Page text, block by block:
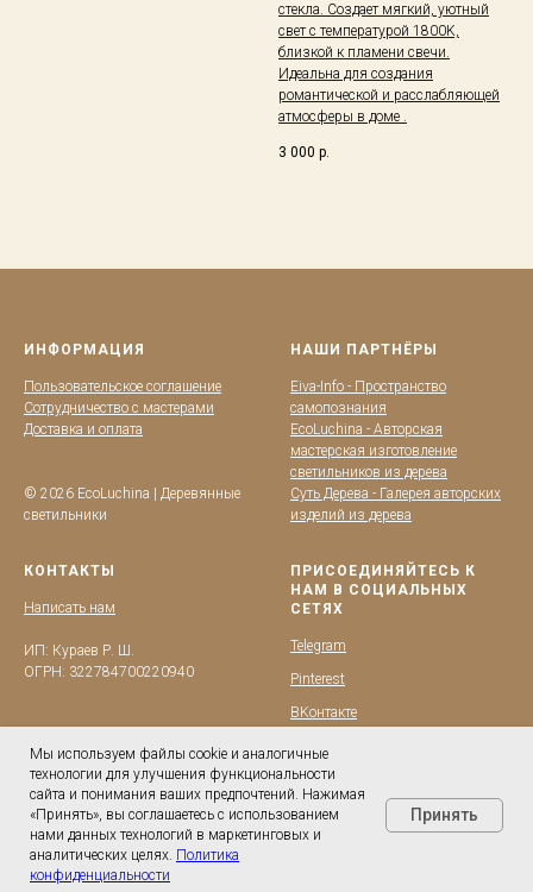
стекла. Создает мягкий, уютный
свет с температурой 1800K,
близкой к пламени свечи.
Идеальна для создания
романтической и расслабляющей
атмосферы в доме .
3 000 р.
ИНФОРМАЦИЯ
Пользовательское соглашение
Сотрудничество с мастерами
Доставка и оплата
© 2026 EcoLuchina | Деревянные
светильники
НАШИ ПАРТНЁРЫ
Eiva-Info - Пространство
самопознания
EcoLuchina - Авторская
мастерская изготовление
светильников из дерева
Суть Дерева - Галерея авторских
изделий из дерева
КОНТАКТЫ
Написать нам
ИП: Кураев Р. Ш.
ОГРН: 322784700220940
ПРИСОЕДИНЯЙТЕСЬ К
НАМ В СОЦИАЛЬНЫХ
СЕТЯХ
Telegram
Pinterest
BKонтакте
Мы используем файлы cookie и аналогичные
технологии для улучшения функциональности
сайта и понимания ваших предпочтений. Нажимая
«Принять», вы соглашаетесь с использованием
нами данных технологий в маркетинговых и
аналитических целях. Политика
конфиденциальности
Принять